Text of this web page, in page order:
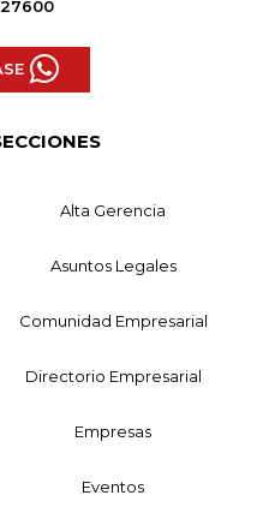
Alta Gerencia
Asuntos Legales
Comunidad Empresarial
Directorio Empresarial
Empresas
Eventos